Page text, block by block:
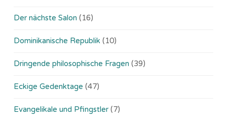
Der nächste Salon (16)
Dominikanische Republik (10)
Dringende philosophische Fragen (39)
Eckige Gedenktage (47)
Evangelikale und Pfingstler (7)